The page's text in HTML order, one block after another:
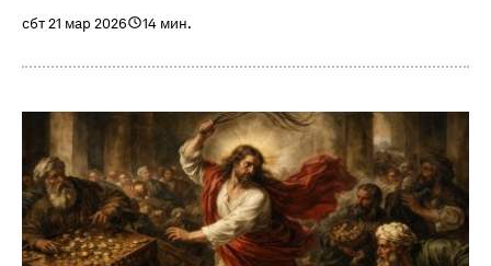
сбт 21 мар 2026 14 мин.